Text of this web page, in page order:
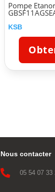
Pompe
KSB
Nous contacter
 05 54 07 33